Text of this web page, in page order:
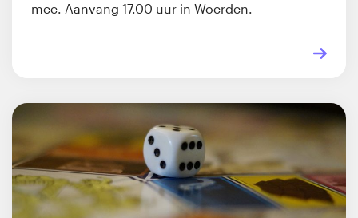
mee. Aanvang 17.00 uur in Woerden.